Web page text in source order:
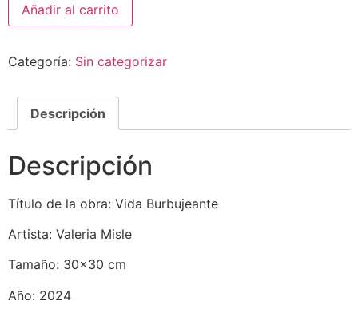
Añadir al carrito
Categoría: Sin categorizar
Descripción
Descripción
Título de la obra: Vida Burbujeante
Artista: Valeria Misle
Tamaño: 30×30 cm
Año: 2024